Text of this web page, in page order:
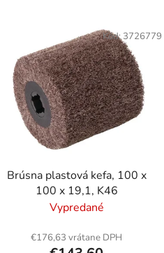
u
Brúsna plastová kefa, 100 x
100 x 19,1, K46
Vypredané
€176,63 vrátane DPH
Kód:3726779